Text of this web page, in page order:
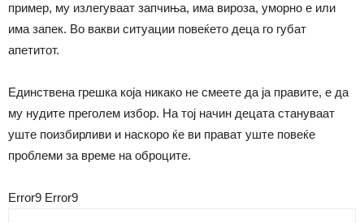
пример, му излегуваат запчиња, има вироза, уморно е или
има запек. Во вакви ситуации повеќето деца го губат
апетитот.
Единствена грешка која никако не смеете да ја правите, е да
му нудите преголем избор. На тој начин децата стануваат
уште поизбирливи и наскоро ќе ви прават уште повеќе
проблеми за време на оброците.
Error9 Error9